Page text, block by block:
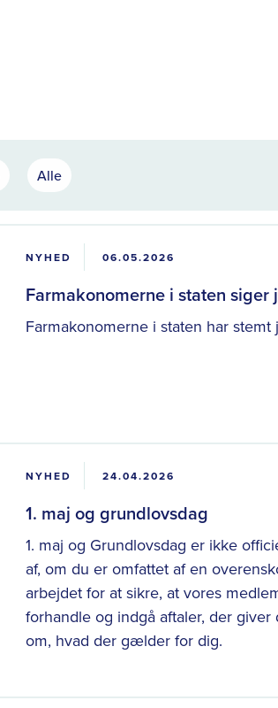
Alle
NYHED 06.05.2026
Farmakonomerne i staten siger
Farmakonomerne i staten har
NYHED 24.04.2026
1. maj og grundlovsdag
1. maj og Grundlovsdag er ikke
af, om du er omfattet af en
arbejdet for at sikre, at vores
forhandle og indgå aftaler, der
om, hvad der gælder for dig.